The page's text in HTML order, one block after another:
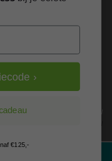
zijn in EURO en excl. 21% BTW
›
€125,-